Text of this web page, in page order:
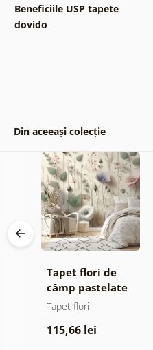
Beneficiile USP tapete
dovido
Din aceeași colecție
Tapet flori de
câmp pastelate
Tapet flori
115,66 lei